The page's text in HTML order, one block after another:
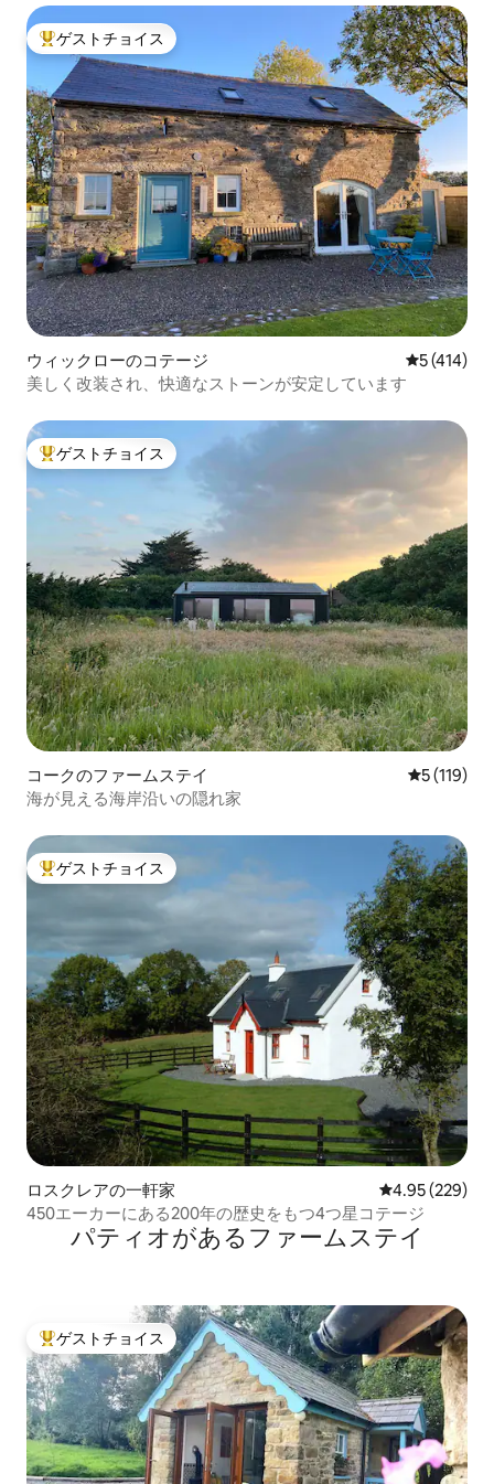
大好評のゲストチョイスです。
ゲストチョイス
ウィックローのコテージ レビュー
5 (414)
美しく改装され、快適なストーンが安定しています
大好評のゲストチョイスです。
ゲストチョイス
コークのファームステイ レビュー
5 (119)
海が見える海岸沿いの隠れ家
大好評のゲストチョイスです。
ゲストチョイス
ロスクレアの一軒家 レビュー229
4.95 (229)
450エーカーにある200年の歴史をもつ4つ星コテージ
パティオがあるファームステイ
大好評のゲストチョイスです。
ゲストチョイス